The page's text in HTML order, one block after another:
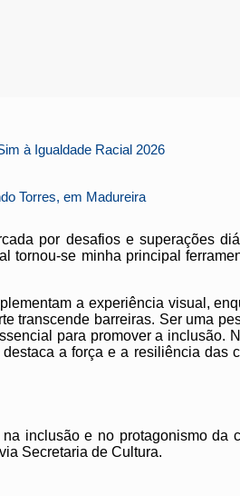
à Igualdade Racial 2026
Torres, em Madureira
por desafios e superações
se minha principal
a experiência visual,
transcende barreiras. Ser uma
para promover a inclusão.
a força e a resiliência das
na inclusão e no protagonismo da
Secretaria de Cultura.